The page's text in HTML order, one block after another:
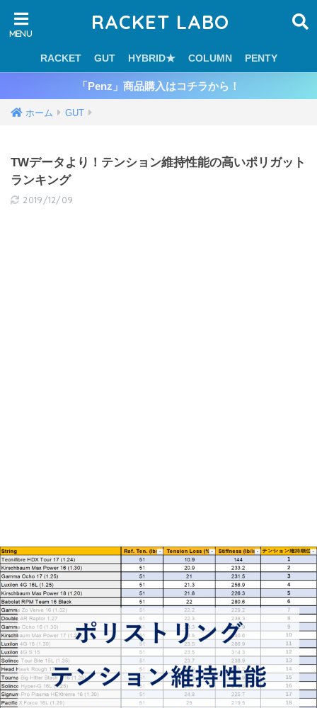
RACKET LABO
RACKET GUT HYBRID★ COLUMN PENTY
「Penz」商品購入はコチラから！
ホーム GUT
TWデータより！テンション維持性能の高いポリガット
ランキング
2019/12/09